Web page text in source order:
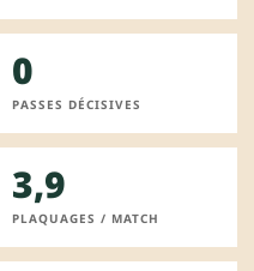
0
PASSES DÉCISIVES
3,9
PLAQUAGES / MATCH